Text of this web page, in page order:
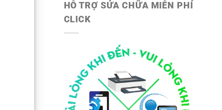
HỖ TRỢ SỬA CHỮA MIỄN PHÍ
CLICK